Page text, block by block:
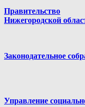
Правительство
Нижегородской
Законодательное
Управление